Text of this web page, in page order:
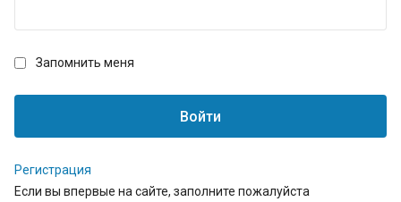
Запомнить меня
Регистрация
Если вы впервые на сайте, заполните пожалуйста